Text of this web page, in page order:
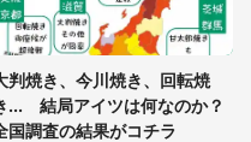
の野菜〟に6.5万人戦慄
判焼き、今川焼き、回転焼
... 結局アイツは何なのか？
国調査の結果がコチラ